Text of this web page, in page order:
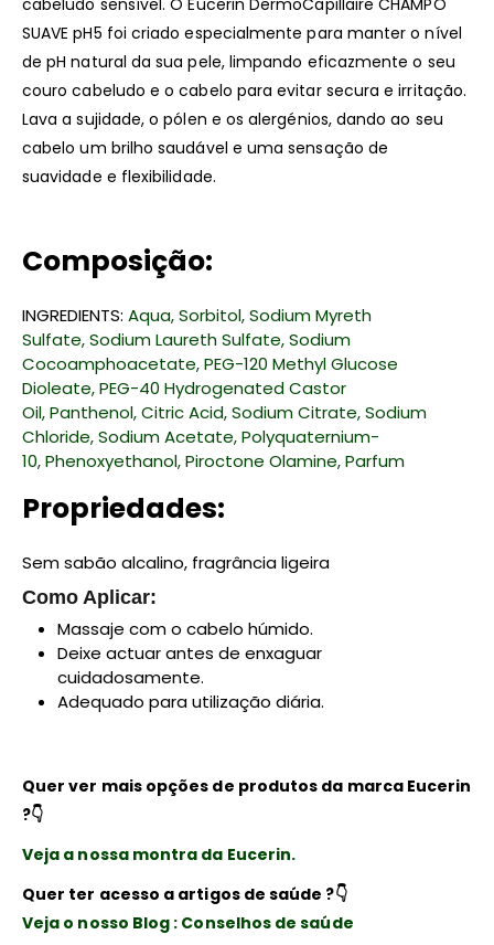
cabeludo sensível. O Eucerin DermoCapillaire CHAMPÔ
SUAVE pH5 foi criado especialmente para manter o nível
de pH natural da sua pele, limpando eficazmente o seu
couro cabeludo e o cabelo para evitar secura e irritação.
Lava a sujidade, o pólen e os alergénios, dando ao seu
cabelo um brilho saudável e uma sensação de
suavidade e flexibilidade.
Composição:
INGREDIENTS: Aqua,Sorbitol,Sodium Myreth
Sulfate,Sodium Laureth Sulfate,Sodium
Cocoamphoacetate,PEG-120 Methyl Glucose
Dioleate,PEG-40 Hydrogenated Castor
Oil,Panthenol,Citric Acid,Sodium Citrate,Sodium
Chloride,Sodium Acetate,Polyquaternium-
10,Phenoxyethanol,Piroctone Olamine,Parfum
Propriedades:
Sem sabão alcalino, fragrância ligeira
Como Aplicar:
Massaje com o cabelo húmido.
Deixe actuar antes de enxaguar
cuidadosamente.
Adequado para utilização diária.
Quer ver mais opções de produtos da marca Eucerin
?👇
Veja a nossa montra da Eucerin.
Quer ter acesso a artigos de saúde ?👇
Veja o nosso Blog : Conselhos de saúde